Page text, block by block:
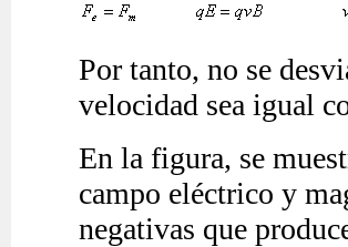
Por tanto, no se
velocidad sea igual
En la figura, se
campo eléctrico y
negativas que